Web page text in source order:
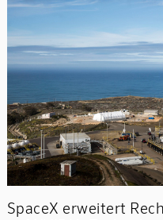
SpaceX erweitert